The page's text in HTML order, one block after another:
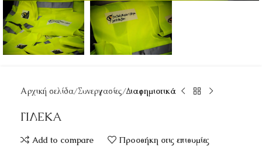
Αρχική σελίδα Συνεργασίες Διαφημιστικά
ΓΙΛΕΚΑ
Add to compare Προσθήκη στις επιθυμίες